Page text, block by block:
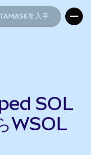
を入手
SOL
WSOL